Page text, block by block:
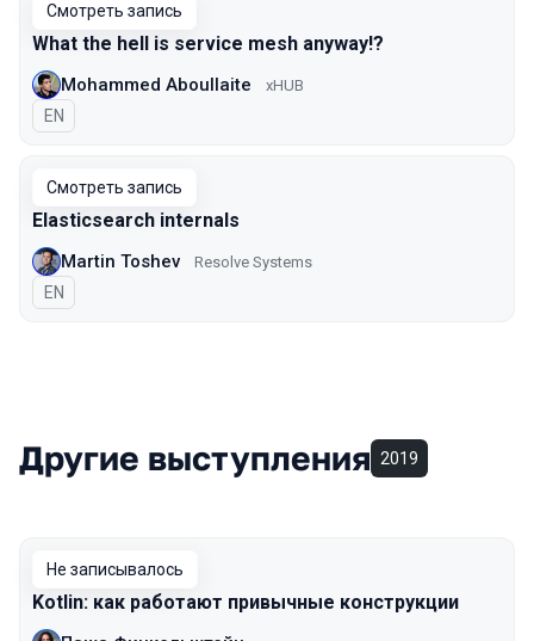
Смотреть запись
What the hell is service mesh anyway!?
Mohammed Aboullaite xHUB
На английском языке
EN
Смотреть запись
Elasticsearch internals
Martin Toshev Resolve Systems
На английском языке
EN
Другие выступления 2019
Не записывалось
Kotlin: как работают привычные конструкции